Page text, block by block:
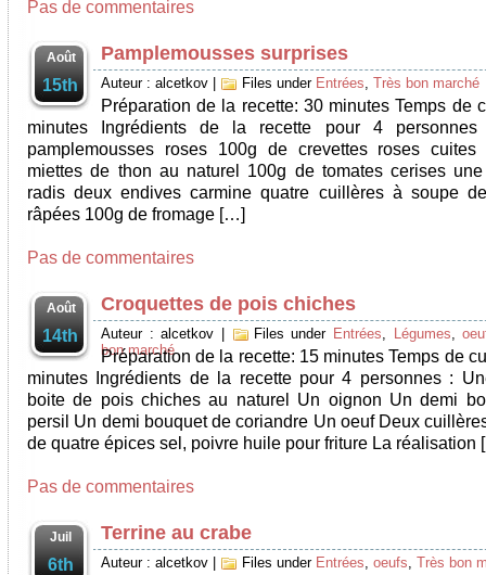
Pas de commentaires
Août
15th
Pamplemousses surprises
Auteur : alcetkov Files under Entrées, Très bon marché
Préparation de la recette: 30 minutes Temps de
minutes Ingrédients de la recette pour 4
pamplemousses roses 100g de crevettes roses
miettes de thon au naturel 100g de tomates cerises
radis deux endives carmine quatre cuillères à soupe
râpées 100g de fromage […]
Pas de commentaires
Août
14th
Croquettes de pois chiches
Auteur : alcetkov Files under Entrées, Légumes,
bon marché
Préparation de la recette: 15 minutes Temps de
minutes Ingrédients de la recette pour 4 personnes :
boite de pois chiches au naturel Un oignon Un demi
persil Un demi bouquet de coriandre Un oeuf Deux
de quatre épices sel, poivre huile pour friture La réalisation
Pas de commentaires
Juil
6th
Terrine au crabe
Auteur : alcetkov Files under Entrées, oeufs, Très bon